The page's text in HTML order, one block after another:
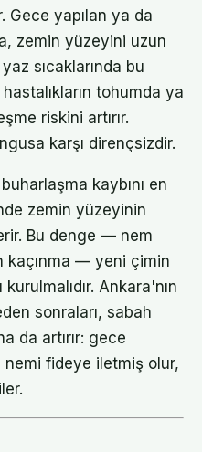
Gece yapılan ya da
zemin yüzeyini uzun
sıcaklarında bu
tohumda ya
riskini artırır.
karşı dirençsizdir.
kaybını en
zemin yüzeyinin
Bu denge — nem
kaçınma — yeni çimin
Ankara'nın
sonraları, sabah
da artırır: gece
fideye iletmiş olur,